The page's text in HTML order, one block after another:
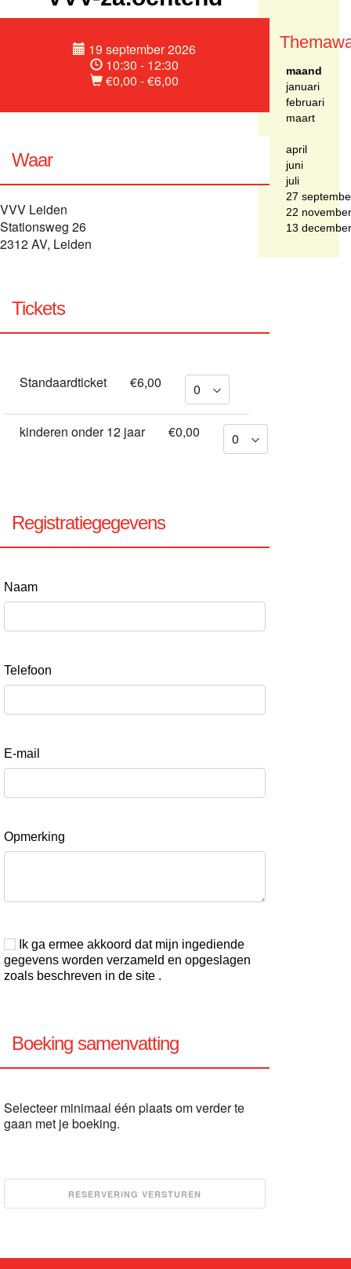
19 september 2026
10:30 - 12:30
€0,00 - €6,00
Waar
VVV Leiden
Stationsweg 26
2312 AV, Leiden
Tickets
Standaardticket €6,00
kinderen onder 12 jaar €0,00
Registratiegegevens
Naam
Telefoon
E-mail
Opmerking
Ik ga ermee akkoord dat mijn ingediende
gegevens worden verzameld en opgeslagen
zoals beschreven in de site .
Boeking samenvatting
Selecteer minimaal één plaats om verder te
gaan met je boeking.
maand
januari
februari
maart
april
juni
juli
27
22 november
13 december